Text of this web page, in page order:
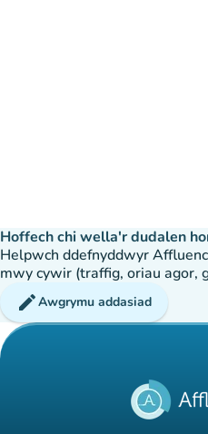
Hoffech chi wella'r dudalen
Helpwch ddefnyddwyr
mwy cywir (traffig, oriau agor,
editAwgrymu addasiad